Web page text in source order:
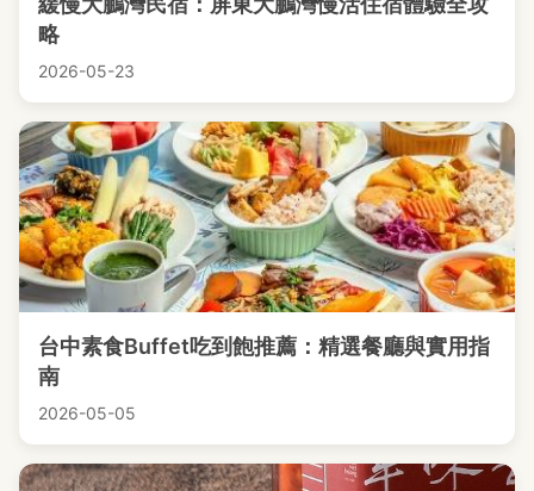
略
2026-05-23
台中素食Buffet吃到飽推薦：精選餐廳與實用指
南
2026-05-05